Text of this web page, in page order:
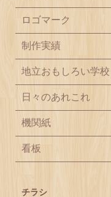
ロゴマーク
制作実績
地立おもしろい学校
日々のあれこれ
機関紙
看板
チラシ